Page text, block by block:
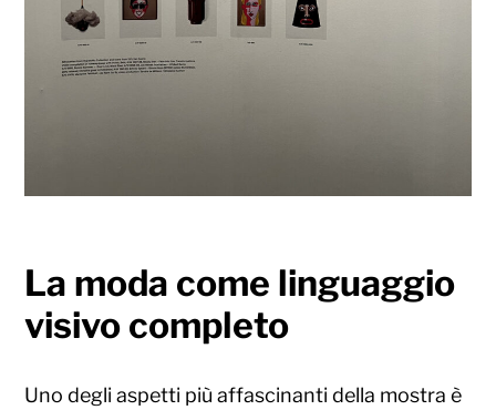
La moda come linguaggio
visivo completo
Uno degli aspetti più affascinanti della mostra è